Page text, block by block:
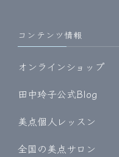
コンテンツ情報
オンラインショップ
田中玲子公式Blog
美点個人レッスン
全国の美点サロン